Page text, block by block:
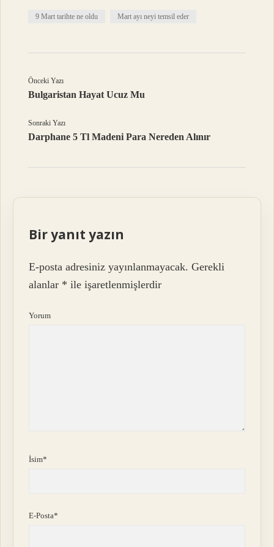
9 Mart tarihte ne oldu Mart ayı neyi temsil eder
Önceki Yazı
Bulgaristan Hayat Ucuz Mu
Sonraki Yazı
Darphane 5 Tl Madeni Para Nereden Alınır
Bir yanıt yazın
E-posta adresiniz yayınlanmayacak. Gerekli
alanlar * ile işaretlenmişlerdir
Yorum
İsim*
E-Posta*